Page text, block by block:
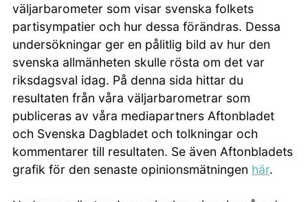
väljarbarometer som visar svenska folkets
partisympatier och hur dessa förändras. Dessa
undersökningar ger en pålitlig bild av hur den
svenska allmänheten skulle rösta om det var
riksdagsval idag. På denna sida hittar du
resultaten från våra väljarbarometrar som
publiceras av våra mediapartners Aftonbladet
och Svenska Dagbladet och tolkningar och
kommentarer till resultaten. Se även Aftonbladets
grafik för den senaste opinionsmätningen här.